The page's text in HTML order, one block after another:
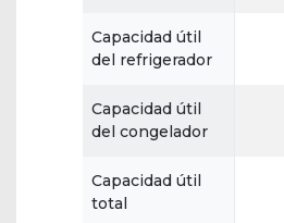
Capacidad útil
del refrigerador
Capacidad útil
del congelador
Capacidad útil
total